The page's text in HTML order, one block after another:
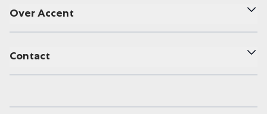
Over Accent
Contact